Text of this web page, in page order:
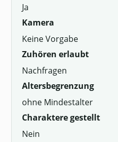
Ja
Kamera
Keine Vorgabe
Zuhören erlaubt
Nachfragen
Altersbegrenzung
ohne Mindestalter
Charaktere gestellt
Nein